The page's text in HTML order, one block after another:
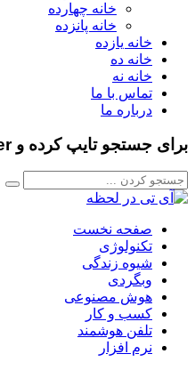
خانه چهارده
خانه پانزده
خانه یازده
خانه ده
خانه نه
تماس با ما
درباره ما
برای جستجو تایپ کرده و Enter را بزنید
صفحه نخست
تکنولوژی
شیوه زندگی
وبگردی
هوش مصنوعی
کسب و کار
تلفن هوشمند
نرم افزار